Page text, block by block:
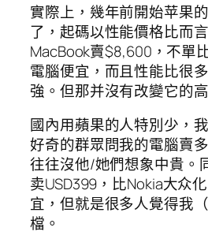
實際上，幾年前開始苹果
了，起碼以性能價格比而
MacBook賣$8,600，不單
電腦便宜，而且性能比很
強。但那并沒有改變它的
國內用蘋果的人特別少，
好奇的群眾問我的電腦賣
往往沒他/她們想象中貴。
卖USD399，比Nokia大众
宜，但就是很多人覺得我
檔。